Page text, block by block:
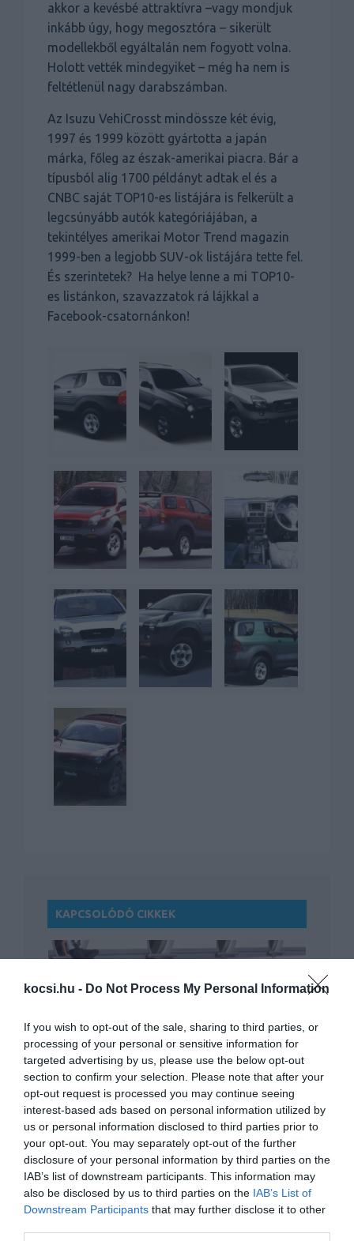
kocsi.hu - Do Not Process My Personal Information
If you wish to opt-out of the sale, sharing to third parties, or
processing of your personal or sensitive information for
targeted advertising by us, please use the below opt-out
section to confirm your selection. Please note that after your
opt-out request is processed you may continue seeing
interest-based ads based on personal information utilized by
us or personal information disclosed to third parties prior to
your opt-out. You may separately opt-out of the further
disclosure of your personal information by third parties on the
IAB’s list of downstream participants. This information may
also be disclosed by us to third parties on the IAB’s List of
Downstream Participants that may further disclose it to other
akkor a kevésbé attraktívra –vagy mondjuk
inkább úgy, hogy megosztóra – sikerült
modellekből egyáltalán nem fogyott volna.
Holott vették mindegyiket – még ha nem is
feltétlenül nagy darabszámban.
Az Isuzu VehiCrosst mindössze két évig,
1997 és 1999 között gyártotta a japán
márka, főleg az észak-amerikai piacra. Bár a
típusból alig 1700 példányt adtak el és a
CNBC saját TOP10-es listájára is felkerült a
legcsúnyább autók kategóriájában, a
tekintélyes amerikai Motor Trend magazin
1999-ben a legjobb SUV-ok listájára tette fel.
És szerintetek? Ha helye lenne a mi TOP10-
es listánkon, szavazzatok rá lájkkal a
Facebook-csatornánkon!
KAPCSOLÓDÓ CIKKEK
Keressük a legrondább autókat: Hyundai
Coupé 1999